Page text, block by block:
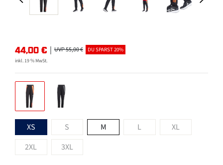
44,00 € | UVP 55,00 € DU SPARST 20%
inkl. 19 % MwSt.
XS S M L
XL
2XL
3XL